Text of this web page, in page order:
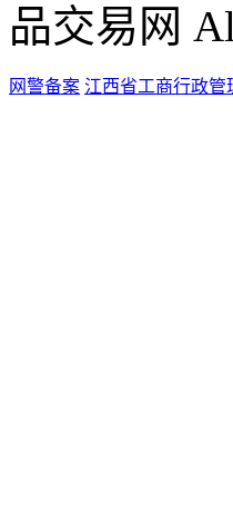
品交易网
网警备案 江西省工商行政管